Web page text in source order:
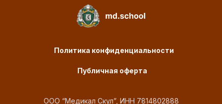
Политика конфиденциальности
ООО “Медикал Скул”, ИНН 7814802888
Публичная оферта